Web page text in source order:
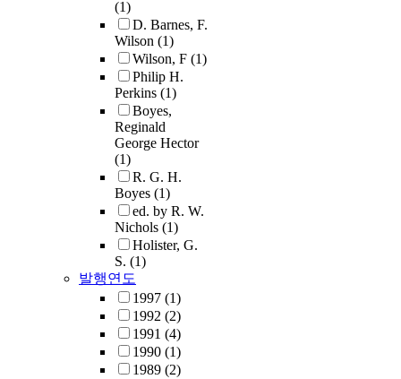
(1)
D. Barnes, F.
Wilson (1)
Wilson, F (1)
Philip H.
Perkins (1)
Boyes,
Reginald
George Hector
(1)
R. G. H.
Boyes (1)
ed. by R. W.
Nichols (1)
Holister, G.
S. (1)
발행연도
1997 (1)
1992 (2)
1991 (4)
1990 (1)
1989 (2)